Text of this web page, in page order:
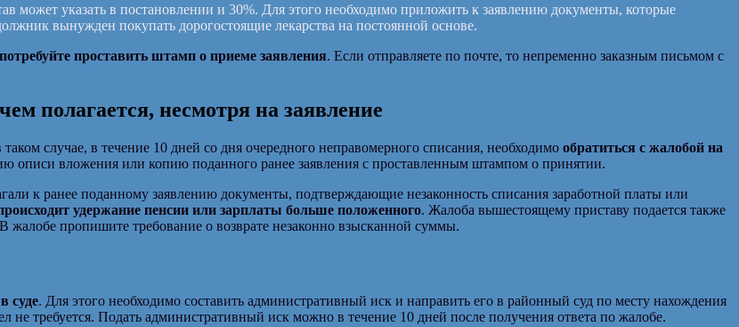
указать в постановлении и 30%. Для этого необходимо приложить к заявлению документы, которые
вынужден покупать дорогостоящие лекарства на постоянной основе.
проставить штамп о приеме заявления. Если отправляете по почте, то непременно заказным письмом с
полагается, несмотря на заявление
случае, в течение 10 дней со дня очередного неправомерного списания, необходимо обратиться с жалобой на
описи вложения или копию поданного ранее заявления с проставленным штампом о принятии.
к ранее поданному заявлению документы, подтверждающие незаконность списания заработной платы или
удержание пенсии или зарплаты больше положенного. Жалоба вышестоящему приставу подается также
пропишите требование о возврате незаконно взысканной суммы.
суде. Для этого необходимо составить административный иск и направить его в районный суд по месту нахождения
не требуется. Подать административный иск можно в течение 10 дней после получения ответа по жалобе.